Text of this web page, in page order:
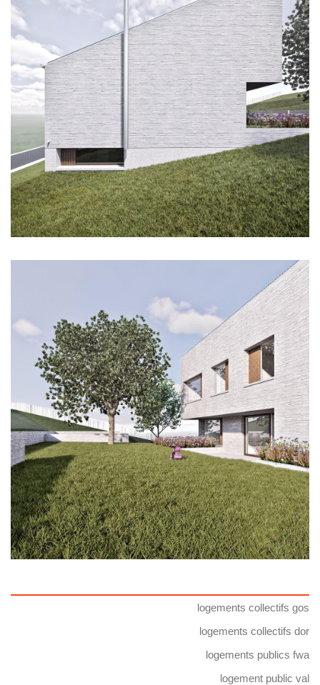
logements collectifs gos
logements collectifs dor
logements publics fwa
logement public val